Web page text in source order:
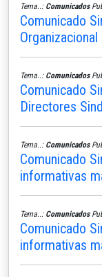
Tema..: Comunicados
Comunicado
Organizacional
Tema..: Comunicados
Comunicado
Directores
Tema..: Comunicados
Comunicado
informativas
Tema..: Comunicados
Comunicado
informativas